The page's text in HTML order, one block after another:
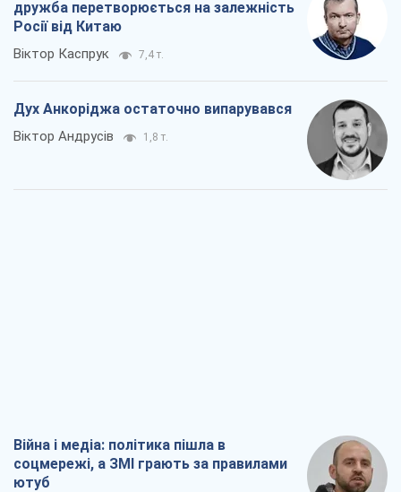
дружба перетворюється на залежність
Росії від Китаю
Віктор Каспрук 7,4 т.
Дух Анкоріджа остаточно випарувався
Віктор Андрусів 1,8 т.
Війна і медіа: політика пішла в
соцмережі, а ЗМІ грають за правилами
ютуб